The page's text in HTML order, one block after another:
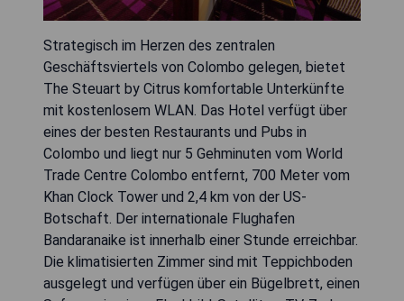
Strategisch im Herzen des zentralen
Geschäftsviertels von Colombo gelegen, bietet
The Steuart by Citrus komfortable Unterkünfte
mit kostenlosem WLAN. Das Hotel verfügt über
eines der besten Restaurants und Pubs in
Colombo und liegt nur 5 Gehminuten vom World
Trade Centre Colombo entfernt, 700 Meter vom
Khan Clock Tower und 2,4 km von der US-
Botschaft. Der internationale Flughafen
Bandaranaike ist innerhalb einer Stunde erreichbar.
Die klimatisierten Zimmer sind mit Teppichboden
ausgelegt und verfügen über ein Bügelbrett, einen